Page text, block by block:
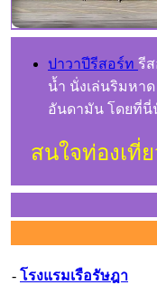
ปาวาปีรีสอร์ท รี
น้ำ นั่งเล่นริมหา
อันดามัน โดยที่นี่
สนใจท่องเที่
- โรงแรมเรือรัษฎา